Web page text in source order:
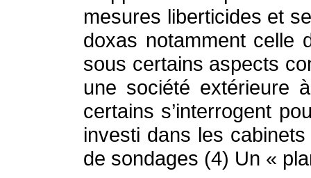
mesures liberticides et
doxas notamment celle
sous certains aspects
une société extérieure
certains s’interrogent
investi dans les
de sondages (4) Un «